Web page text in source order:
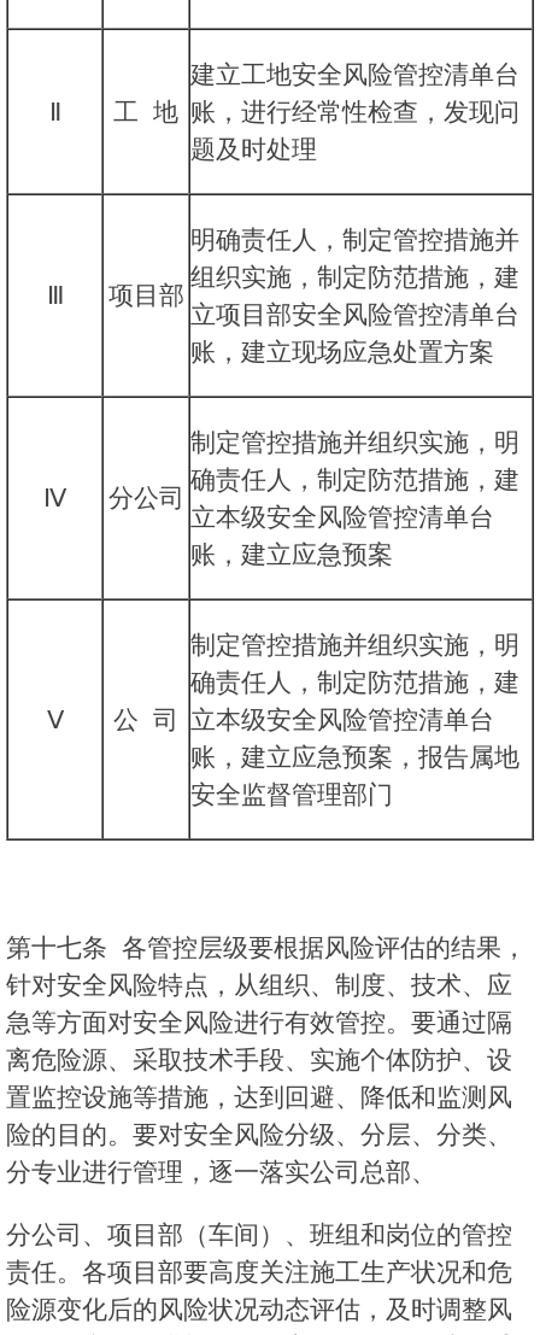
Ⅱ 工 地
建立工地安全风险管控清单台
账，进行经常性检查，发现问
题及时处理
Ⅲ 项目部
明确责任人，制定管控措施并
组织实施，制定防范措施，建
立项目部安全风险管控清单台
账，建立现场应急处置方案
Ⅳ 分公司
制定管控措施并组织实施，明
确责任人，制定防范措施，建
立本级安全风险管控清单台
账，建立应急预案
Ⅴ 公 司
制定管控措施并组织实施，明
确责任人，制定防范措施，建
立本级安全风险管控清单台
账，建立应急预案，报告属地
安全监督管理部门
第十七条 各管控层级要根据风险评估的结果，
针对安全风险特点，从组织、制度、技术、应
急等方面对安全风险进行有效管控。要通过隔
离危险源、采取技术手段、实施个体防护、设
置监控设施等措施，达到回避、降低和监测风
险的目的。要对安全风险分级、分层、分类、
分专业进行管理，逐一落实公司总部、
分公司、项目部（车间）、班组和岗位的管控
责任。各项目部要高度关注施工生产状况和危
险源变化后的风险状况动态评估，及时调整风